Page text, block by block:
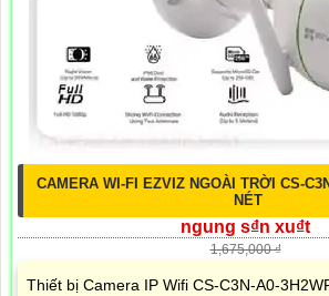
CAMERA WI-FI EZVIZ NGOÀI TRỜI CS-
NÉT
ngung s₫n xu₫t
1,675,000 ₫
Thiết bị Camera IP Wifi CS-C3N-A0-